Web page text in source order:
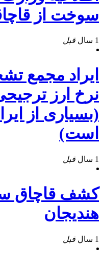
سوخت از
1 سال قبل
ایراد مجمع
(بسیاری از
است)
1 سال قبل
کشف قاچاق
هندیجان
1 سال قبل